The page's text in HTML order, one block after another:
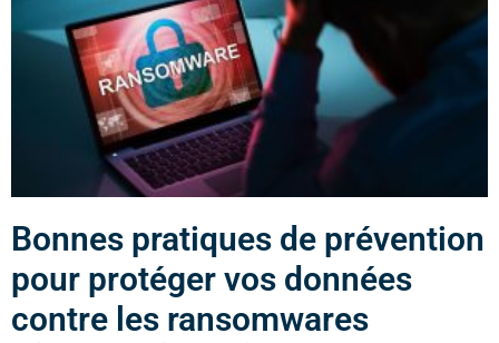
Bonnes pratiques de prévention
pour protéger vos données
contre les ransomwares